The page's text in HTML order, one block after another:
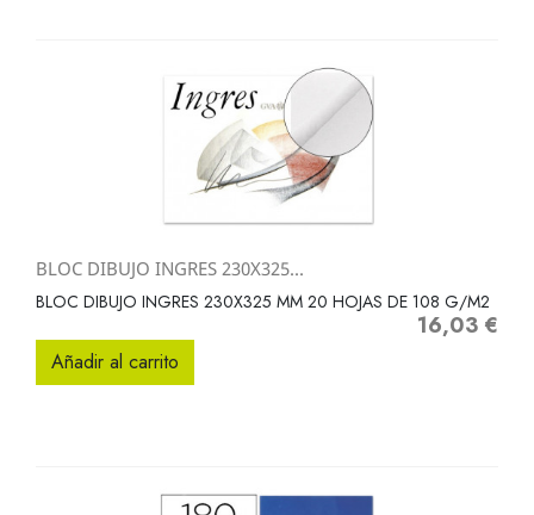
BLOC DIBUJO INGRES 230X325...
BLOC DIBUJO INGRES 230X325 MM 20 HOJAS DE 108 G/M2
Precio
16,03 €
Añadir al carrito